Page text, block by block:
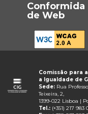
Conformida
de Web
Comissão para
a Igualdade de
Sede: Rua
Teixeira, 2,
1399-022 Lisboa |
Tel.: (+351) 217 983